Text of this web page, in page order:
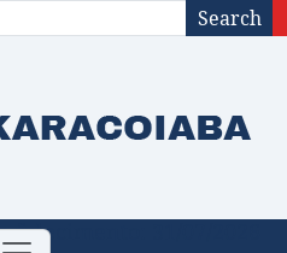
Search
Toggle
falecimento: 31/07/2026